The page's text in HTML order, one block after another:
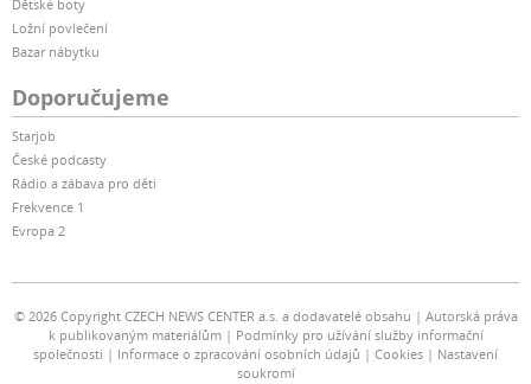
Dětské boty
Ložní povlečení
Bazar nábytku
Doporučujeme
Starjob
České podcasty
Rádio a zábava pro děti
Frekvence 1
Evropa 2
© 2026 Copyright CZECH NEWS CENTER a.s. a dodavatelé obsahu
Autorská práva
k publikovaným materiálům
Podmínky pro užívání služby informační
společnosti
Informace o zpracování osobních údajů Cookies
Nastavení
soukromí